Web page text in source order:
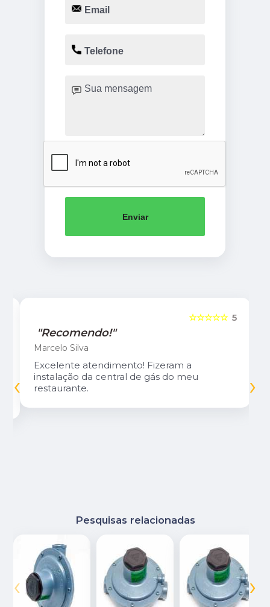
Enviar
5
☆☆☆☆☆
"Recomendo!"
Marcelo Silva
Excelente atendimento! Fizeram a
instalação da central de gás do meu
restaurante.
‹ ›
Pesquisas relacionadas
‹ ›